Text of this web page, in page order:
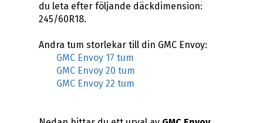
du leta efter följande däckdimension:
245/60R18.
Andra tum storlekar till din GMC Envoy:
GMC Envoy 17 tum
GMC Envoy 20 tum
GMC Envoy 22 tum